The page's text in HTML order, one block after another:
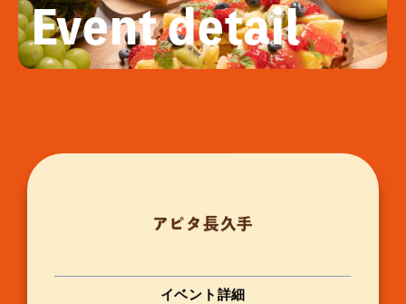
Event detail
アピタ長久手
イベント詳細